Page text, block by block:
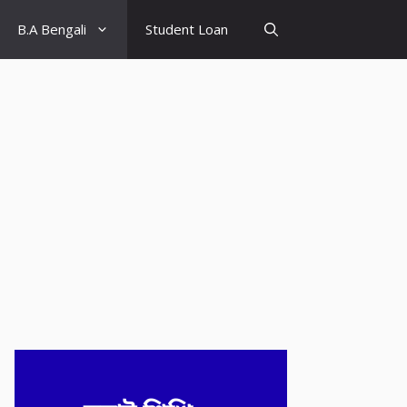
B.A Bengali Student Loan